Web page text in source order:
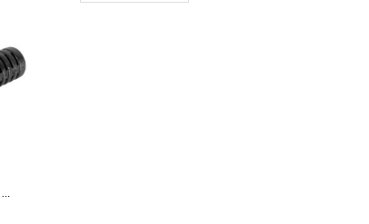
Högtalarkontakt, Hon